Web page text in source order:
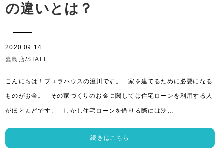
の違いとは？
2020.09.14
嘉島店/STAFF
こんにちは！ブエラハウスの澄川です。 家を建てるために必要になる
ものがお金。 その家づくりのお金に関しては住宅ローンを利用する人
がほとんどです。 しかし住宅ローンを借りる際には決…
続きはこちら